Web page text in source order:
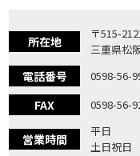
所在地
〒515-
三重県松
電話番号 0598-56-
FAX 0598-56-
営業時間
平日 10
土日祝日